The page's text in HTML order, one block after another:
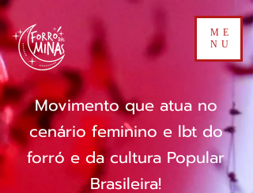
ME
NU
Movimento que atua no
cenário feminino e lbt do
forró e da cultura Popular
Brasileira!